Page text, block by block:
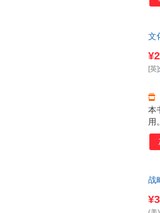
（
文
本
用
历
[英]
战